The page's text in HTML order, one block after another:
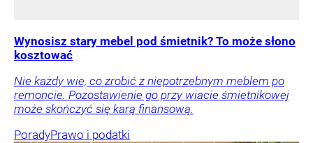
Wynosisz stary mebel pod śmietnik? To może słono
kosztować
Nie każdy wie, co zrobić z niepotrzebnym meblem po
remoncie. Pozostawienie go przy wiacie śmietnikowej
może skończyć się karą finansową.
PoradyPrawo i podatki